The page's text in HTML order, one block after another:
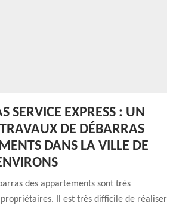
SERVICE EXPRESS : UN
DE DÉBARRAS
DANS LA VILLE DE
des appartements sont très
Il est très difficile de réaliser